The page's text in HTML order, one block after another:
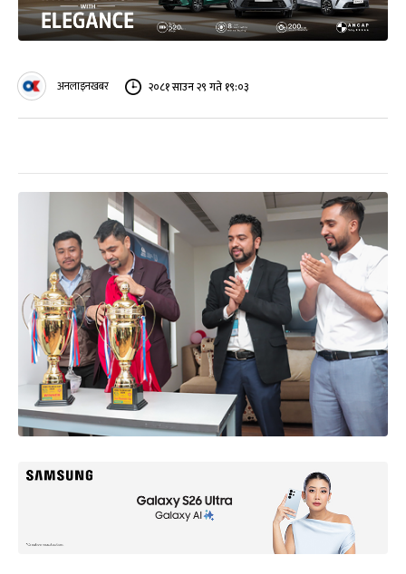
अनलाइनखबर २०८१ साउन २९ गते १९:०३